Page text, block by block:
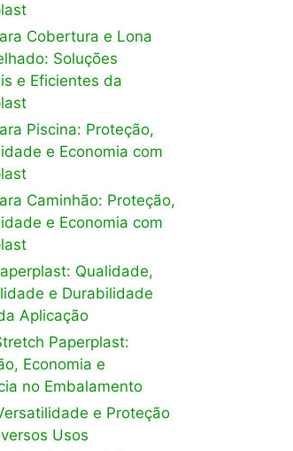
Cobertura e Lona
Soluções
e Eficientes da
Piscina: Proteção,
e Economia com
Caminhão: Proteção,
e Economia com
Qualidade,
e Durabilidade
Aplicação
Paperplast:
Economia e
no Embalamento
e Proteção
Usos